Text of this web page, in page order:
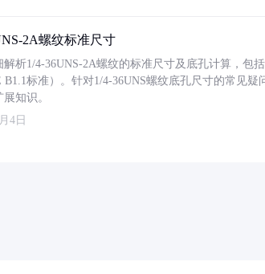
2A螺纹标准尺寸
解析1/4-36UNS-2A螺纹的标准尺寸及底孔计算，包
B1.1标准）。针对1/4-36UNS螺纹底孔尺寸的常见
知识。
4日